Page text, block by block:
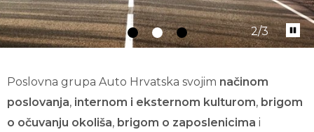
2/3
Poslovna grupa Auto Hrvatska svojim načinom
poslovanja, internom i eksternom kulturom, brigom
o očuvanju okoliša, brigom o zaposlenicima i